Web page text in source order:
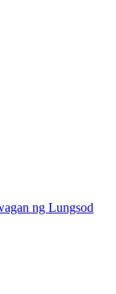
ng Lungsod